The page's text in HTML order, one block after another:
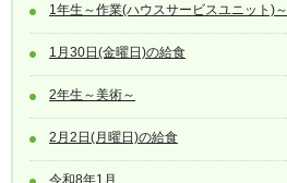
1年生～作業(ハウスサービスユニット)～
1月30日(金曜日)の給食
2年生～美術～
2月2日(月曜日)の給食